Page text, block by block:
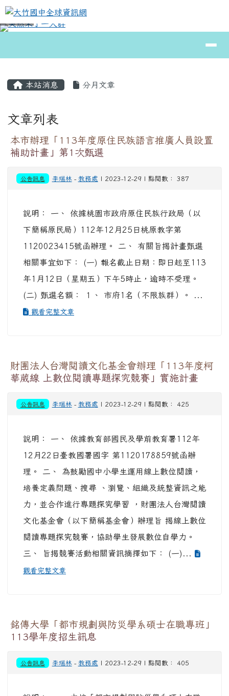
跳至主內容區
大竹國中全球資訊網
⏸
本站消息 分月文章
文章列表
本市辦理「113年度原住民族語言推廣人員設置
補助計畫」第1次甄選
公告訊息 李瑞林- 教務處 | 2023-12-29 | 點閱數： 387
說明： 一、 依據桃園市政府原住民族行政局（以
下簡稱原民局）112年12月25日桃原教字第
1120023415號函辦理。 二、 有關旨揭計畫甄選
相關事宜如下： (一) 報名截止日期：即日起至113
年1月12日（星期五）下午5時止，逾時不受理。
(二) 甄選名額： １、 市府1名（不限族群）。 ...
觀看完整文章
財團法人台灣閱讀文化基金會辦理「113年度柯
華葳線 上數位閱讀專題探究競賽」實施計畫
公告訊息 李瑞林- 教務處 | 2023-12-29 | 點閱數： 425
說明： 一、 依據教育部國民及學前教育署112年
12月22日臺教國署國字 第1120178859號函辦
理。 二、 為鼓勵國中小學生運用線上數位閱讀，
培養定義問題、搜尋 、瀏覽、組織及統整資訊之能
力，並合作進行專題探究學習 ，財團法人台灣閱讀
文化基金會（以下簡稱基金會）辦理旨 揭線上數位
閱讀專題探究競賽，協助學生發展數位自學力。
三、 旨揭競賽活動相關資訊摘擇如下： (一)...
觀看完整文章
銘傳大學「都市規劃與防災學系碩士在職專班」
113學年度招生訊息
公告訊息 李瑞林- 教務處 | 2023-12-29 | 點閱數： 405